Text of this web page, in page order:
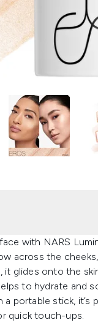
with NARS
across the
it glides onto the
to hydrate and
a portable stick,
quick touch-ups.